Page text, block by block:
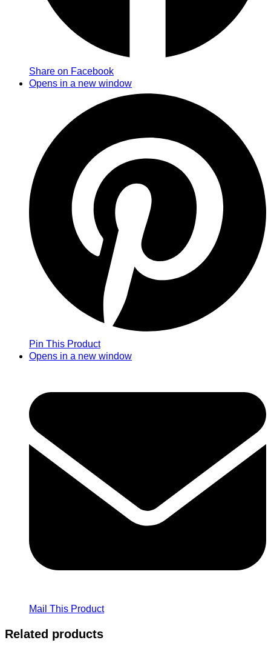
Share on Facebook
Opens in a new window
Pin This Product
Opens in a new window
Mail This Product
Related products